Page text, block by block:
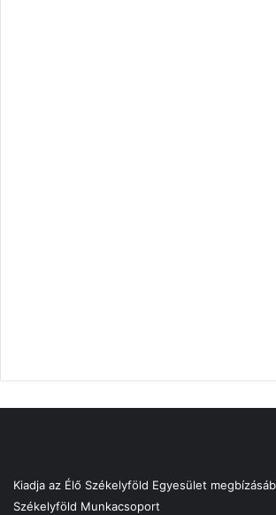
Kiadja az Élő Székelyföld Egyesület
Székelyföld Munkacsoport